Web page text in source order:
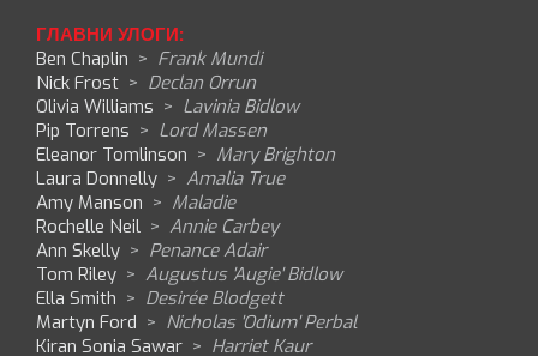
ГЛАВНИ УЛОГИ:
Ben Chaplin > Frank Mundi
Nick Frost > Declan Orrun
Olivia Williams > Lavinia Bidlow
Pip Torrens > Lord Massen
Eleanor Tomlinson > Mary Brighton
Laura Donnelly > Amalia True
Amy Manson > Maladie
Rochelle Neil > Annie Carbey
Ann Skelly > Penance Adair
Tom Riley > Augustus 'Augie' Bidlow
Ella Smith > Desirée Blodgett
Martyn Ford > Nicholas 'Odium' Perbal
Kiran Sonia Sawar > Harriet Kaur